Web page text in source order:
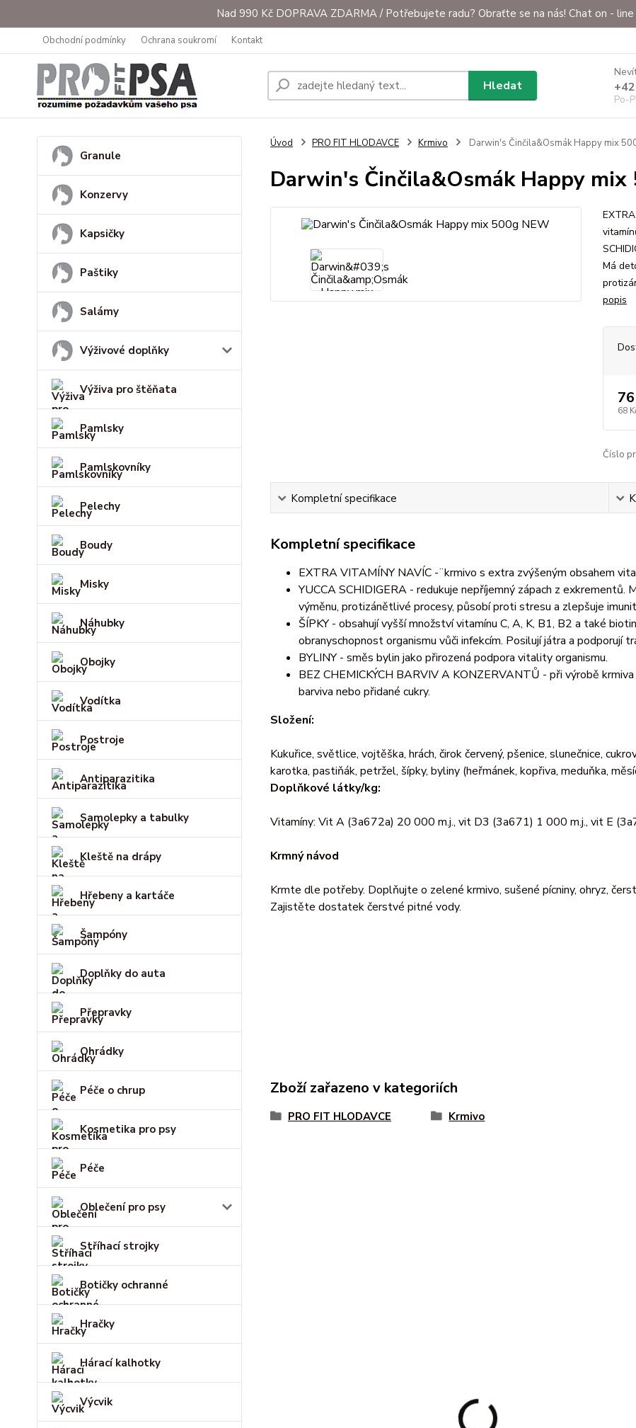
Nad 990 Kč DOPRAVA ZDARMA / Potřebujete radu? Obraťte se na nás! Chat on -
Obchodní podmínky Ochrana soukromí Kontakt
Hledat
Po-
Granule
Konzervy
Kapsičky
Paštiky
Salámy
Výživové doplňky
Výživa pro štěňata
Pamlsky
Pamlskovníky
Pelechy
Boudy
Misky
Náhubky
Obojky
Vodítka
Postroje
Antiparazitika
Samolepky a tabulky
Kleště na drápy
Hřebeny a kartáče
Šampóny
Doplňky do auta
Přepravky
Ohrádky
Péče o chrup
Kosmetika pro psy
Péče
Oblečení pro psy
Stříhací strojky
Botičky ochranné
Hračky
Hárací kalhotky
Výcvik
Úvod PRO FIT HLODAVCE Krmivo Darwin's Činčila&Osmák Happy mix
Darwin's Činčila&Osmák Happy mix
Má
popis
68
Číslo
Kompletní specifikace
Kompletní specifikace
EXTRA VITAMÍNY NAVÍC -¨krmivo s extra zvýšeným obsahem
YUCCA SCHIDIGERA - redukuje nepříjemný zápach z exkrementů.
výměnu, protizánětlivé procesy, působí proti stresu a zlepšuje
ŠÍPKY - obsahují vyšší množství vitamínu C, A, K, B1, B2 a také
obranyschopnost organismu vůči infekcím. Posilují játra a podporují
BYLINY - směs bylin jako přirozená podpora vitality organismu.
BEZ CHEMICKÝCH BARVIV A KONZERVANTŮ - při výrobě
barviva nebo přidané cukry.
Složení:
Kukuřice, světlice, vojtěška, hrách, čirok červený, pšenice, slunečnice,
karotka, pastiňák, petržel, šípky, byliny (heřmánek, kopřiva, meduňka,
Doplňkové látky/kg:
Vitamíny: Vit A (3a672a) 20 000 m.j., vit D3 (3a671) 1 000 m.j., vit E
Krmný návod
Krmte dle potřeby. Doplňujte o zelené krmivo, sušené pícniny, ohryz,
Zajistěte dostatek čerstvé pitné vody.
Zboží zařazeno v kategoriích
PRO FIT HLODAVCE Krmivo